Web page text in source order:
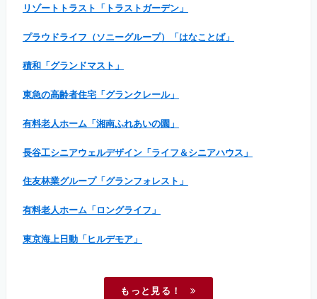
リゾートトラスト「トラストガーデン」
プラウドライフ（ソニーグループ）「はなことば」
積和「グランドマスト」
東急の高齢者住宅「グランクレール」
有料老人ホーム「湘南ふれあいの園」
長谷工シニアウェルデザイン「ライフ＆シニアハウス」
住友林業グループ「グランフォレスト」
有料老人ホーム「ロングライフ」
東京海上日動「ヒルデモア」
もっと見る！